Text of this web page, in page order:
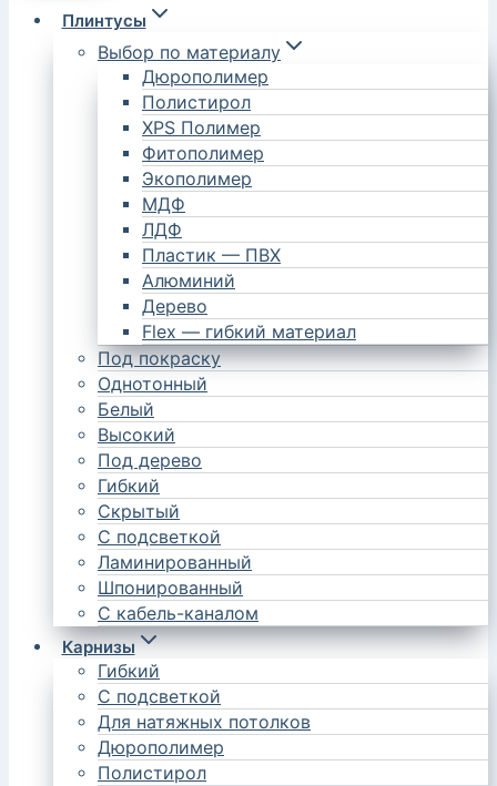
Плинтусы
Выбор по материалу
Дюрополимер
Полистирол
XPS Полимер
Фитополимер
Экополимер
МДФ
ЛДФ
Пластик — ПВХ
Алюминий
Дерево
Flex — гибкий материал
Под покраску
Однотонный
Белый
Высокий
Под дерево
Гибкий
Скрытый
С подсветкой
Ламинированный
Шпонированный
С кабель-каналом
Карнизы
Гибкий
С подсветкой
Для натяжных потолков
Дюрополимер
Полистирол